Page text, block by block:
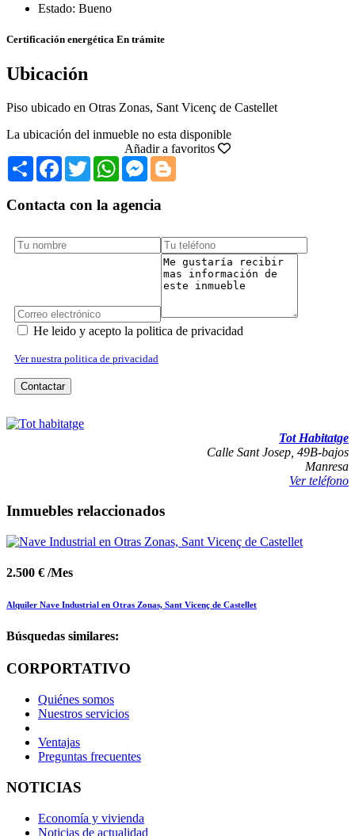
Estado: Bueno
Certificación energética En trámite
Ubicación
Piso ubicado en Otras Zonas, Sant Vicenç de Castellet
La ubicación del inmueble no esta disponible
Añadir a favoritos
Share Facebook
TwitterWhatsAppMessenger
Contacta con la agencia
He leido y acepto la politica de privacidad
Ver nuestra politica de privacidad
Contactar
Tot Habitatge
Calle Sant Josep, 49B-bajos
Manresa
Ver teléfono
Inmuebles relaccionados
2.500 € /Mes
Alquiler Nave Industrial en Otras Zonas, Sant Vicenç de Castellet
Búsquedas similares:
CORPORTATIVO
Quiénes somos
Nuestros servicios
Ventajas
Preguntas frecuentes
NOTICIAS
Economía y vivienda
Noticias de actualidad